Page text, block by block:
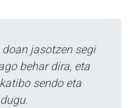
jasotzen segi
behar dira, eta
sendo eta